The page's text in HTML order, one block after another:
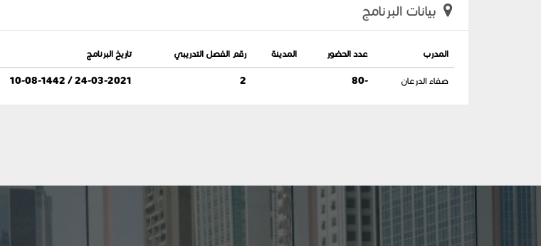
بيانات البرنامج
المدرب عدد الحضور المدينة رقم الفصل التدريبي تاريخ البرنامج
صفاء الدرعان -80
2
24-03-2021 / 10-08-1442